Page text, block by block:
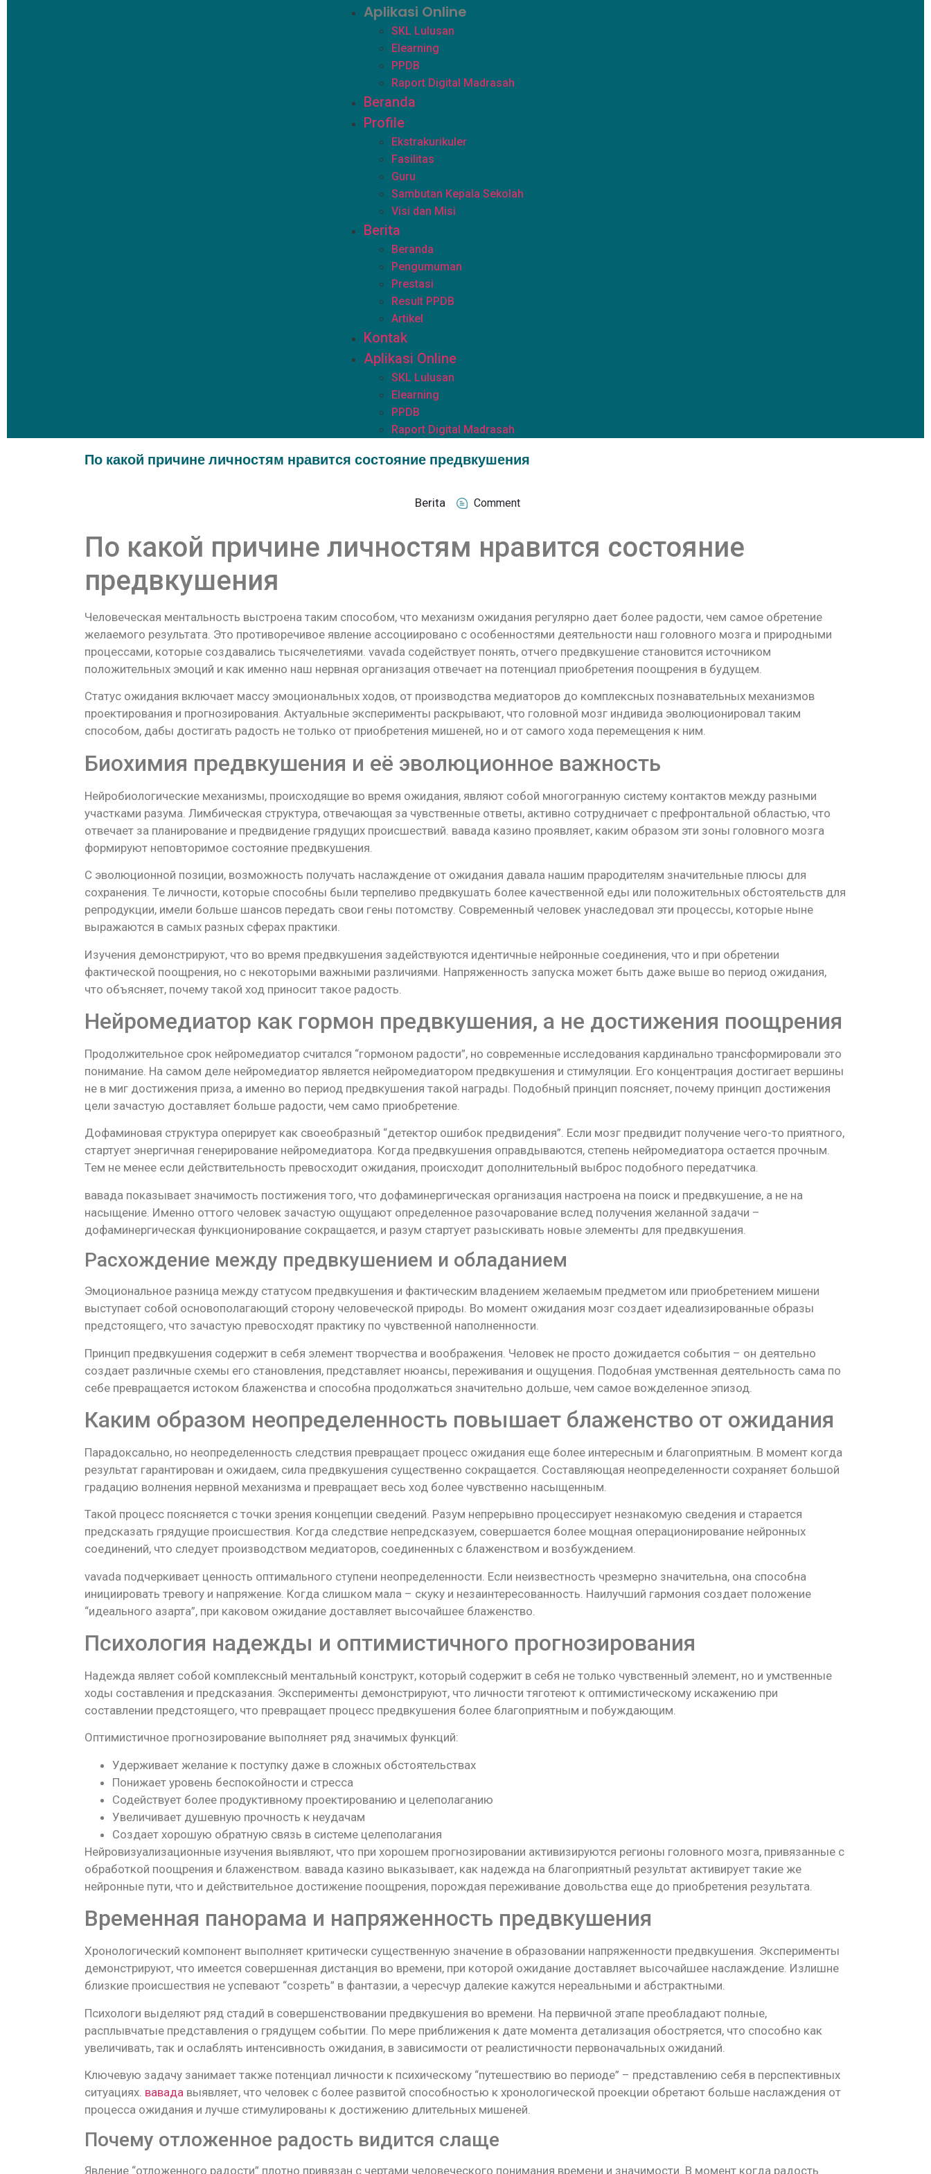
Aplikasi Online
SKL Lulusan
Elearning
PPDB
Raport Digital Madrasah
Beranda
Profile
Ekstrakurikuler
Fasilitas
Guru
Sambutan Kepala Sekolah
Visi dan Misi
Berita
Beranda
Pengumuman
Prestasi
Result PPDB
Artikel
Kontak
Aplikasi Online
SKL Lulusan
Elearning
PPDB
Raport Digital Madrasah
По какой причине личностям нравится состояние предвкушения
Berita Comment
По какой причине личностям нравится состояние
предвкушения
Человеческая ментальность выстроена таким способом, что механизм ожидания регулярно дает более радости, чем самое обретение
желаемого результата. Это противоречивое явление ассоциировано с особенностями деятельности наш головного мозга и природными
процессами, которые создавались тысячелетиями. vavada содействует понять, отчего предвкушение становится источником
положительных эмоций и как именно наш нервная организация отвечает на потенциал приобретения поощрения в будущем.
Статус ожидания включает массу эмоциональных ходов, от производства медиаторов до комплексных познавательных механизмов
проектирования и прогнозирования. Актуальные эксперименты раскрывают, что головной мозг индивида эволюционировал таким
способом, дабы достигать радость не только от приобретения мишеней, но и от самого хода перемещения к ним.
Биохимия предвкушения и её эволюционное важность
Нейробиологические механизмы, происходящие во время ожидания, являют собой многогранную систему контактов между разными
участками разума. Лимбическая структура, отвечающая за чувственные ответы, активно сотрудничает с префронтальной областью, что
отвечает за планирование и предвидение грядущих происшествий. вавада казино проявляет, каким образом эти зоны головного мозга
формируют неповторимое состояние предвкушения.
С эволюционной позиции, возможность получать наслаждение от ожидания давала нашим прародителям значительные плюсы для
сохранения. Те личности, которые способны были терпеливо предвкушать более качественной еды или положительных обстоятельств для
репродукции, имели больше шансов передать свои гены потомству. Современный человек унаследовал эти процессы, которые ныне
выражаются в самых разных сферах практики.
Изучения демонстрируют, что во время предвкушения задействуются идентичные нейронные соединения, что и при обретении
фактической поощрения, но с некоторыми важными различиями. Напряженность запуска может быть даже выше во период ожидания,
что объясняет, почему такой ход приносит такое радость.
Нейромедиатор как гормон предвкушения, а не достижения поощрения
Продолжительное срок нейромедиатор считался “гормоном радости”, но современные исследования кардинально трансформировали это
понимание. На самом деле нейромедиатор является нейромедиатором предвкушения и стимуляции. Его концентрация достигает вершины
не в миг достижения приза, а именно во период предвкушения такой награды. Подобный принцип поясняет, почему принцип достижения
цели зачастую доставляет больше радости, чем само приобретение.
Дофаминовая структура оперирует как своеобразный “детектор ошибок предвидения”. Если мозг предвидит получение чего-то приятного,
стартует энергичная генерирование нейромедиатора. Когда предвкушения оправдываются, степень нейромедиатора остается прочным.
Тем не менее если действительность превосходит ожидания, происходит дополнительный выброс подобного передатчика.
вавада показывает значимость постижения того, что дофаминергическая организация настроена на поиск и предвкушение, а не на
насыщение. Именно оттого человек зачастую ощущают определенное разочарование вслед получения желанной задачи –
дофаминергическая функционирование сокращается, и разум стартует разыскивать новые элементы для предвкушения.
Расхождение между предвкушением и обладанием
Эмоциональное разница между статусом предвкушения и фактическим владением желаемым предметом или приобретением мишени
выступает собой основополагающий сторону человеческой природы. Во момент ожидания мозг создает идеализированные образы
предстоящего, что зачастую превосходят практику по чувственной наполненности.
Принцип предвкушения содержит в себя элемент творчества и воображения. Человек не просто дожидается события – он деятельно
создает различные схемы его становления, представляет нюансы, переживания и ощущения. Подобная умственная деятельность сама по
себе превращается истоком блаженства и способна продолжаться значительно дольше, чем самое вожделенное эпизод.
Каким образом неопределенность повышает блаженство от ожидания
Парадоксально, но неопределенность следствия превращает процесс ожидания еще более интересным и благоприятным. В момент когда
результат гарантирован и ожидаем, сила предвкушения существенно сокращается. Составляющая неопределенности сохраняет большой
градацию волнения нервной механизма и превращает весь ход более чувственно насыщенным.
Такой процесс поясняется с точки зрения концепции сведений. Разум непрерывно процессирует незнакомую сведения и старается
предсказать грядущие происшествия. Когда следствие непредсказуем, совершается более мощная операционирование нейронных
соединений, что следует производством медиаторов, соединенных с блаженством и возбуждением.
vavada подчеркивает ценность оптимального ступени неопределенности. Если неизвестность чрезмерно значительна, она способна
инициировать тревогу и напряжение. Когда слишком мала – скуку и незаинтересованность. Наилучший гармония создает положение
“идеального азарта”, при каковом ожидание доставляет высочайшее блаженство.
Психология надежды и оптимистичного прогнозирования
Надежда являет собой комплексный ментальный конструкт, который содержит в себя не только чувственный элемент, но и умственные
ходы составления и предсказания. Эксперименты демонстрируют, что личности тяготеют к оптимистическому искажению при
составлении предстоящего, что превращает процесс предвкушения более благоприятным и побуждающим.
Оптимистичное прогнозирование выполняет ряд значимых функций:
Удерживает желание к поступку даже в сложных обстоятельствах
Понижает уровень беспокойности и стресса
Содействует более продуктивному проектированию и целеполаганию
Увеличивает душевную прочность к неудачам
Создает хорошую обратную связь в системе целеполагания
Нейровизуализационные изучения выявляют, что при хорошем прогнозировании активизируются регионы головного мозга, привязанные с
обработкой поощрения и блаженством. вавада казино выказывает, как надежда на благоприятный результат активирует такие же
нейронные пути, что и действительное достижение поощрения, порождая переживание довольства еще до приобретения результата.
Временная панорама и напряженность предвкушения
Хронологический компонент выполняет критически существенную значение в образовании напряженности предвкушения. Эксперименты
демонстрируют, что имеется совершенная дистанция во времени, при которой ожидание доставляет высочайшее наслаждение. Излишне
близкие происшествия не успевают “созреть” в фантазии, а чересчур далекие кажутся нереальными и абстрактными.
Психологи выделяют ряд стадий в совершенствовании предвкушения во времени. На первичной этапе преобладают полные,
расплывчатые представления о грядущем событии. По мере приближения к дате момента детализация обостряется, что способно как
увеличивать, так и ослаблять интенсивность ожидания, в зависимости от реалистичности первоначальных ожиданий.
Ключевую задачу занимает также потенциал личности к психическому “путешествию во периоде” – представлению себя в перспективных
ситуациях. вавада выявляет, что человек с более развитой способностью к хронологической проекции обретают больше наслаждения от
процесса ожидания и лучше стимулированы к достижению длительных мишеней.
Почему отложенное радость видится слаще
Явление “отложенного радости” плотно привязан с чертами человеческого понимания времени и значимости. В момент когда радость